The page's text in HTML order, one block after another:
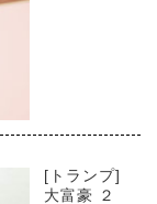
[トランプ]
大富豪 ２